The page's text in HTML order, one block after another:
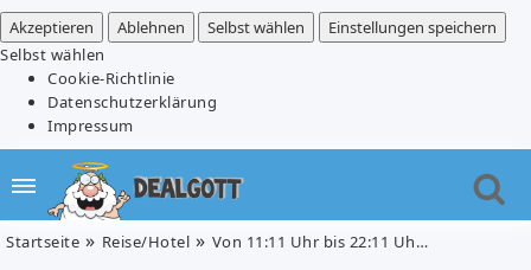
Akzeptieren
Ablehnen Selbst wählen
Einstellungen speichern
Selbst wählen
Cookie-Richtlinie
Datenschutzerklärung
Impressum
Startseite Reise/Hotel Von 11:11 Uhr bis 22:11 Uhr ganze 11€ Rabatt auf alle Hotelgutscheine bei Animod.de